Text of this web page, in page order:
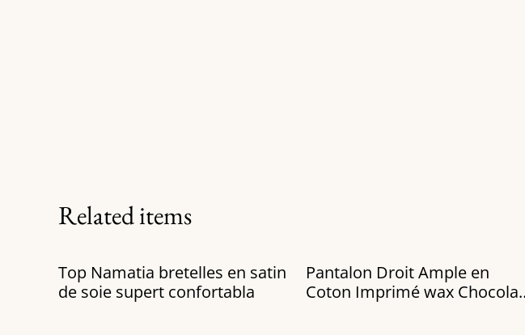
Related items
%
Top Namatia bretelles en satin
de soie supert confortabla
Pantalon Droit Ample en
Coton Imprimé wax Chocolat